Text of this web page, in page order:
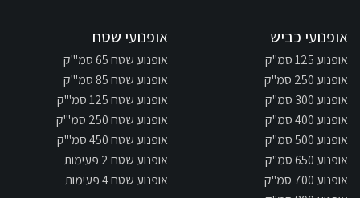
אופנועי כביש
אופנוע 125 סמ"ק
אופנוע 250 סמ"ק
אופנוע 300 סמ"ק
אופנוע 400 סמ"ק
אופנוע 500 סמ"ק
אופנוע 650 סמ"ק
אופנוע 700 סמ"ק
אופנועי שטח
אופנוע שטח 65 סמ"'ק
אופנוע שטח 85 סמ"'ק
אופנוע שטח 125 סמ"'ק
אופנוע שטח 250 סמ"'ק
אופנוע שטח 450 סמ"'ק
אופנוע שטח 2 פעימות
אופנוע שטח 4 פעימות